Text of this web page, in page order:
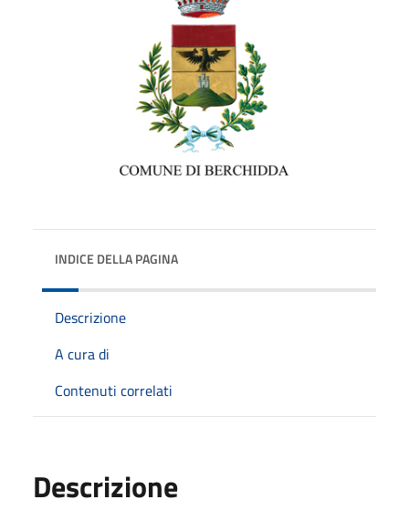
INDICE DELLA PAGINA
Descrizione
A cura di
Contenuti correlati
Descrizione